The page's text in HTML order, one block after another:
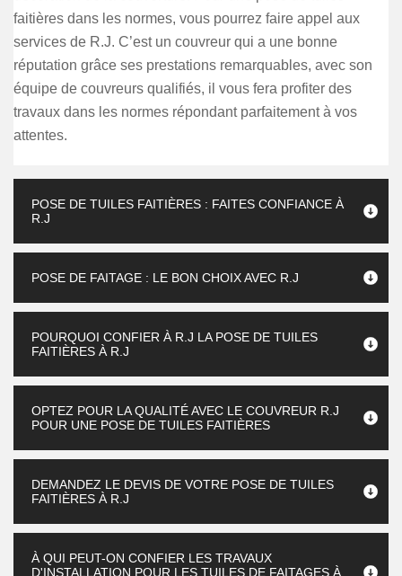
faitières dans les normes, vous pourrez faire appel aux
services de R.J. C’est un couvreur qui a une bonne
réputation grâce ses prestations remarquables, avec son
équipe de couvreurs qualifiés, il vous fera profiter des
travaux dans les normes répondant parfaitement à vos
attentes.
POSE DE TUILES FAITIÈRES : FAITES CONFIANCE À
R.J
POSE DE FAITAGE : LE BON CHOIX AVEC R.J
POURQUOI CONFIER À R.J LA POSE DE TUILES
FAITIÈRES À R.J
OPTEZ POUR LA QUALITÉ AVEC LE COUVREUR R.J
POUR UNE POSE DE TUILES FAITIÈRES
DEMANDEZ LE DEVIS DE VOTRE POSE DE TUILES
FAITIÈRES À R.J
À QUI PEUT-ON CONFIER LES TRAVAUX
D'INSTALLATION POUR LES TUILES DE FAITAGES À